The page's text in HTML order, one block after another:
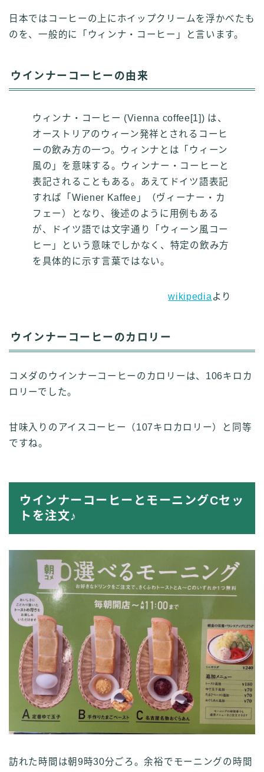
日本ではコーヒーの上にホイップクリームを浮かべたも
のを、一般的に「ウィンナ・コーヒー」と言います。
ウインナーコーヒーの由来
ウィンナ・コーヒー (Vienna coffee[1]) は、
オーストリアのウィーン発祥とされるコーヒ
ーの飲み方の一つ。ウィンナとは「ウィーン
風の」を意味する。ウィンナー・コーヒーと
表記されることもある。あえてドイツ語表記
すれば「Wiener Kaffee」（ヴィーナー・カ
フェー）となり、後述のように用例もある
が、ドイツ語では文字通り「ウィーン風コー
ヒー」という意味でしかなく、特定の飲み方
を具体的に示す言葉ではない。
wikipedia より
ウインナーコーヒーのカロリー
コメダのウインナーコーヒーのカロリーは、106キロカ
ロリーでした。
甘味入りのアイスコーヒー（107キロカロリー）と同等
ですね。
ウインナーコーヒーとモーニングCセッ
トを注文♪
訪れた時間は朝9時30分ごろ。余裕でモーニングの時間